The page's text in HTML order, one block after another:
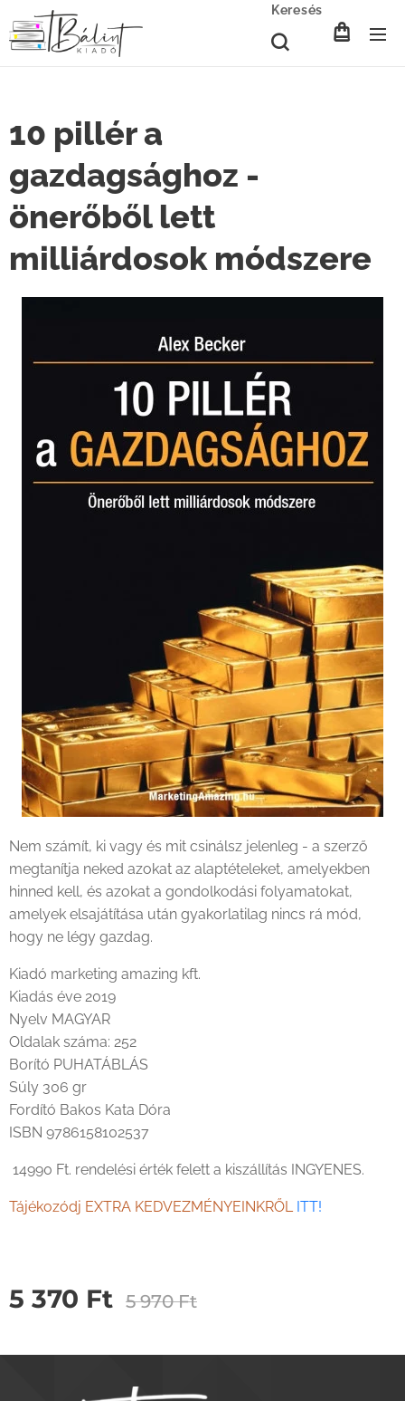
Keresés
10 pillér a
gazdagsághoz -
önerőből lett
milliárdosok módszere
Nem számít, ki vagy és mit csinálsz jelenleg - a szerző
megtanítja neked azokat az alaptételeket, amelyekben
hinned kell, és azokat a gondolkodási folyamatokat,
amelyek elsajátítása után gyakorlatilag nincs rá mód,
hogy ne légy gazdag.
Kiadó marketing amazing kft.
Kiadás éve 2019
Nyelv MAGYAR
Oldalak száma: 252
Borító PUHATÁBLÁS
Súly 306 gr
Fordító Bakos Kata Dóra
ISBN 9786158102537
14990 Ft. rendelési érték felett a kiszállítás INGYENES.
Tájékozódj EXTRA KEDVEZMÉNYEINKRŐL ITT!
5 370 Ft 5 970Ft